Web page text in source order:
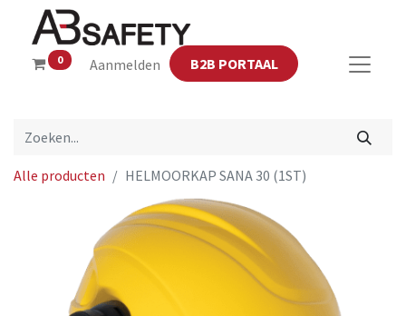
0 Aanmelden B2B PORTAAL
Alle producten HELMOORKAP SANA 30 (1ST)